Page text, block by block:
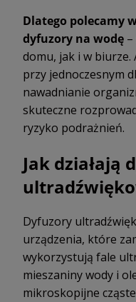
Dlatego polecamy
dyfuzory na wodę
domu, jak i w biurze.
przy jednoczesnym
nawadnianie
skuteczne
ryzyko podrażnień.
Jak działają
Dyfuzory
urządzenia, które
wykorzystują fale
mieszaniny wody i
mikroskopijne